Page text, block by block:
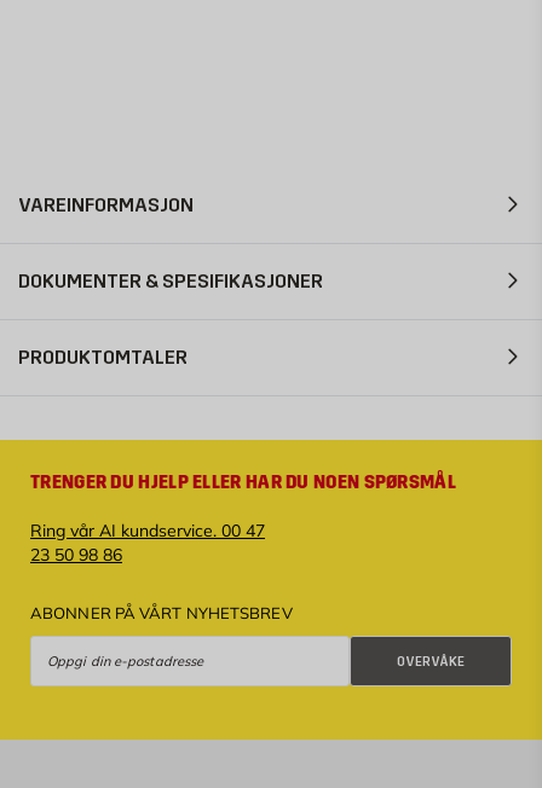
VAREINFORMASJON
DOKUMENTER & SPESIFIKASJONER
PRODUKTOMTALER
TRENGER DU HJELP ELLER HAR DU NOEN SPØRSMÅL
Ring vår AI kundservice. 00 47
23 50 98 86
ABONNER PÅ VÅRT NYHETSBREV
OVERVÅKE